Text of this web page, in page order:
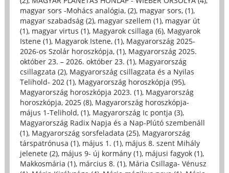
magyar sors -Mohács analógia, (2), magyar sors, (1),
magyar szabadság (2), magyar szellem (1), magyar út
(1), magyar virtus (1), Magyarok csillaga (6), Magyarok
Istene (1), Magyarok Istene, (1), Magyarország 2025-
2026-os Szolár horoszkópja, (1), Magyarország 2025.
október 23. – 2026. október 23. (1), Magyarország
csillagzata (2), Magyarország csillagzata és a Nyilas
Telihold- 202 (1), Magyarország horoszkópja (95),
Magyarország horoszkópja 2023. (1), Magyarország
horoszkópja, 2025 (8), Magyarország horoszkópja-
május 1-Telihold, (1), Magyarország Ic pontja (3),
Magyarország Radix Napja és a Nap-Plútó szembenáll
(1), Magyarország sorsfeladata (25), Magyarország
társpatrónusa (1), május 1. (1), május 8. szent Mihály
jelenete (2), május 9- új kormány (1), májusi fagyok (1),
Makkosmária (1), március 8. (1), Mária Csillaga- Vénusz